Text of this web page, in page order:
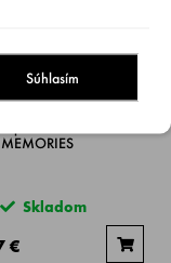
Skladom
€
Súhlasím